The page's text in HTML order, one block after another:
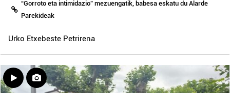
“Gorroto eta intimidazio” mezuengatik, babesa eskatu du Alarde
Parekideak
Urko Etxebeste Petrirena